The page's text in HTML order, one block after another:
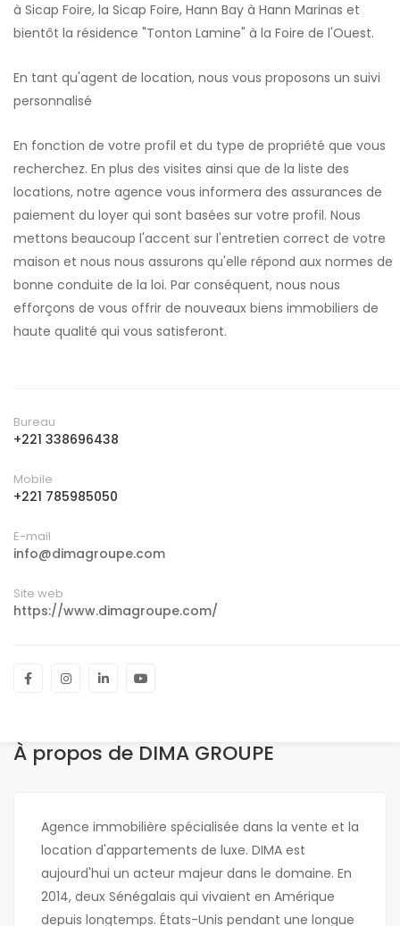
à Sicap Foire, la Sicap Foire, Hann Bay à Hann Marinas et
bientôt la résidence "Tonton Lamine" à la Foire de l'Ouest.
En tant qu'agent de location, nous vous proposons un suivi
personnalisé
En fonction de votre profil et du type de propriété que vous
recherchez. En plus des visites ainsi que de la liste des
locations, notre agence vous informera des assurances de
paiement du loyer qui sont basées sur votre profil. Nous
mettons beaucoup l'accent sur l'entretien correct de votre
maison et nous nous assurons qu'elle répond aux normes de
bonne conduite de la loi. Par conséquent, nous nous
efforçons de vous offrir de nouveaux biens immobiliers de
haute qualité qui vous satisferont.
Bureau
+221 338696438
Mobile
+221 785985050
E-mail
info@dimagroupe.com
Site web
https://www.dimagroupe.com/
À propos de DIMA GROUPE
Agence immobilière spécialisée dans la vente et la
location d'appartements de luxe. DIMA est
aujourd'hui un acteur majeur dans le domaine. En
2014, deux Sénégalais qui vivaient en Amérique
depuis longtemps. États-Unis pendant une longue